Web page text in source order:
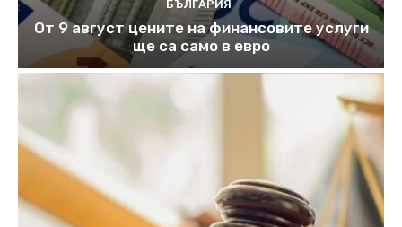
БЪЛГАРИЯ
От 9 август цените на финансовите услуги
ще са само в евро